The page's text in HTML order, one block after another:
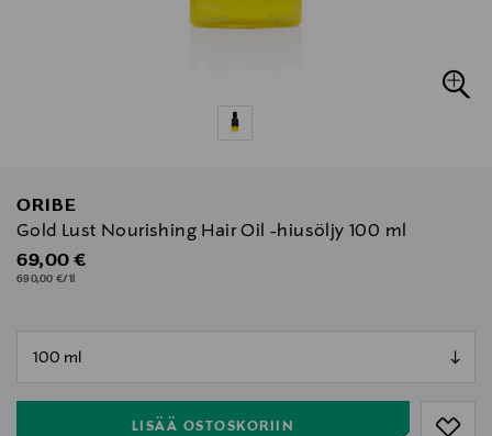
ORIBE
Gold Lust Nourishing Hair Oil -hiusöljy 100 ml
Original Price
69,00 €
690,00 €/1l
LISÄÄ OSTOSKORIIN
null